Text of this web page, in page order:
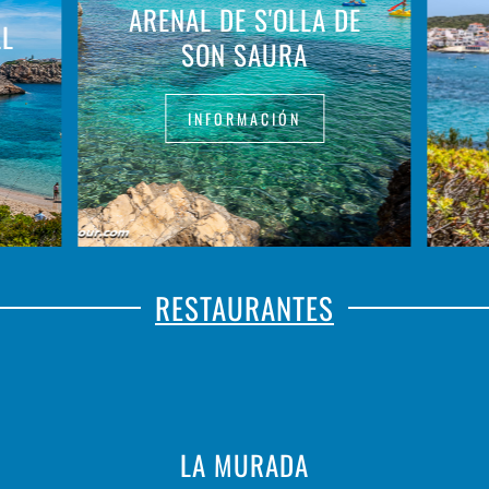
ARENAL DE S'OLLA DE
SON SAURA
INFORMACIÓN
RESTAURANTES
LA MURADA